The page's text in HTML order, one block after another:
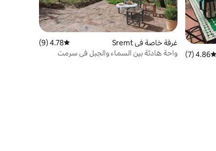
متوسط التقييم 4.86 من 5، 7 مراجعات
4.86 (7)
غرفة خاصة في Sremt متوسط التقييم 4.78 من 5، 9 مراجعات
4.78 (9)
واحة هادئة بين السماء والجبل في سرمت